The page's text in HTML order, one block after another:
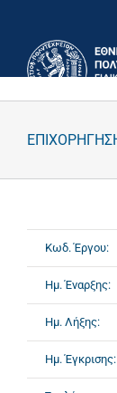
περιεχόμενο
Κωδ. Έργου:
Ημ. Έναρξης:
Ημ. Λήξης:
Ημ. Έγκρισης: